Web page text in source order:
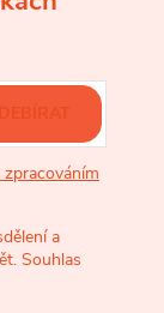
zpracováním
a
Souhlas